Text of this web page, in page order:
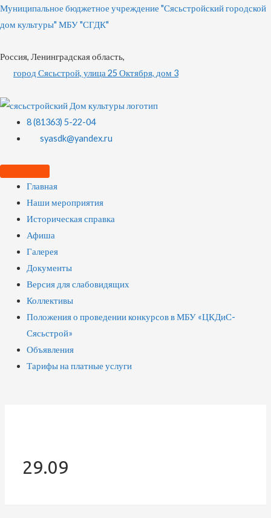
Муниципальное бюджетное учреждение "Сясьстройский городской
дом культуры" МБУ "СГДК"
Россия, Ленинградская область,
город Сясьстрой, улица 25 Октября, дом 3
8 (81363) 5-22-04
syasdk@yandex.ru
Главная
Наши мероприятия
Историческая справка
Афиша
Галерея
Документы
Версия для слабовидящих
Коллективы
Положения о проведении конкурсов в МБУ «ЦКДиС-
Сясьстрой»
Объявления
Тарифы на платные услуги
29.09